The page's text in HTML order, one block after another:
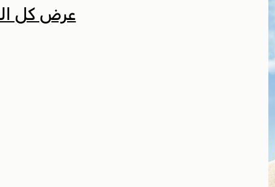
عرض كل